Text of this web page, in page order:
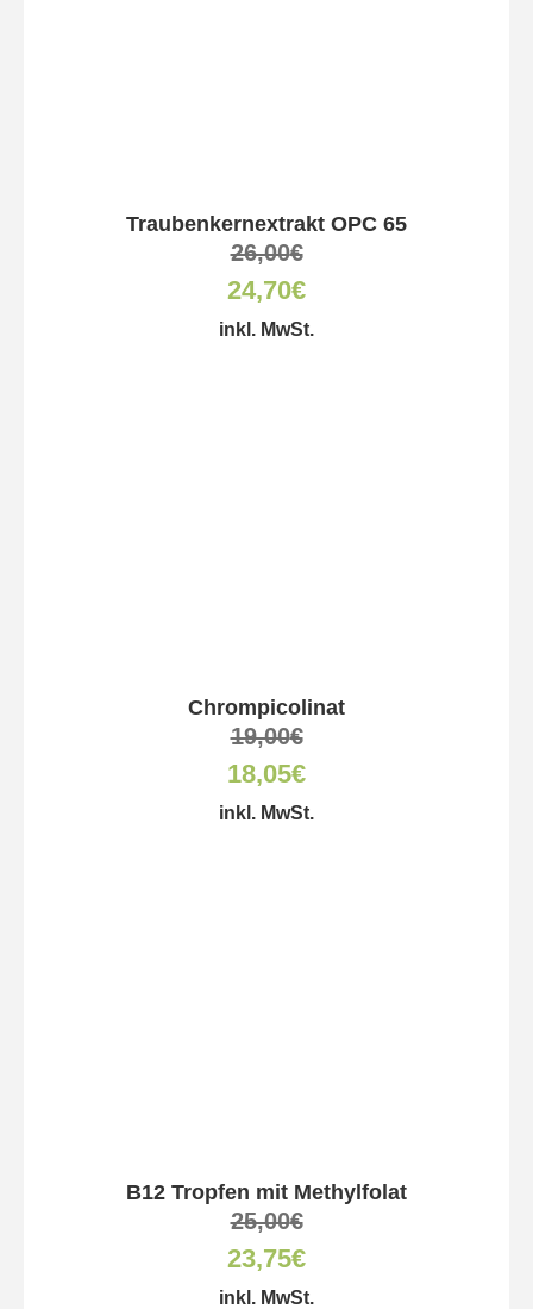
Traubenkernextrakt OPC 65
26,00€
24,70€
inkl. MwSt.
Chrompicolinat
19,00€
18,05€
inkl. MwSt.
B12 Tropfen mit Methylfolat
25,00€
23,75€
inkl. MwSt.